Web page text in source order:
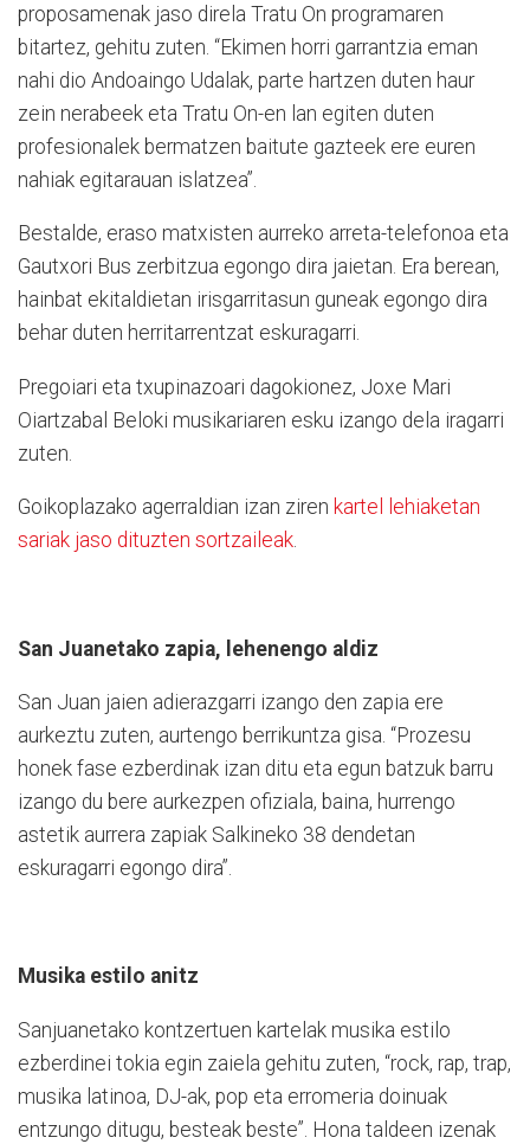
proposamenak jaso direla Tratu On programaren
bitartez, gehitu zuten. “Ekimen horri garrantzia eman
nahi dio Andoaingo Udalak, parte hartzen duten haur
zein nerabeek eta Tratu On-en lan egiten duten
profesionalek bermatzen baitute gazteek ere euren
nahiak egitarauan islatzea”.
Bestalde, eraso matxisten aurreko arreta-telefonoa eta
Gautxori Bus zerbitzua egongo dira jaietan. Era berean,
hainbat ekitaldietan irisgarritasun guneak egongo dira
behar duten herritarrentzat eskuragarri.
Pregoiari eta txupinazoari dagokionez, Joxe Mari
Oiartzabal Beloki musikariaren esku izango dela iragarri
zuten.
Goikoplazako agerraldian izan ziren kartel lehiaketan
sariak jaso dituzten sortzaileak.
San Juanetako zapia, lehenengo aldiz
San Juan jaien adierazgarri izango den zapia ere
aurkeztu zuten, aurtengo berrikuntza gisa. “Prozesu
honek fase ezberdinak izan ditu eta egun batzuk barru
izango du bere aurkezpen ofiziala, baina, hurrengo
astetik aurrera zapiak Salkineko 38 dendetan
eskuragarri egongo dira”.
Musika estilo anitz
Sanjuanetako kontzertuen kartelak musika estilo
ezberdinei tokia egin zaiela gehitu zuten, “rock, rap, trap,
musika latinoa, DJ-ak, pop eta erromeria doinuak
entzungo ditugu, besteak beste”. Hona taldeen izenak